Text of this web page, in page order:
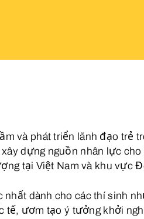
và phát triển lãnh đạo trẻ
dựng nguồn nhân lực
tại Việt Nam và khu vực
dành cho các thí sinh
tế, ươm tạo ý tưởng khởi